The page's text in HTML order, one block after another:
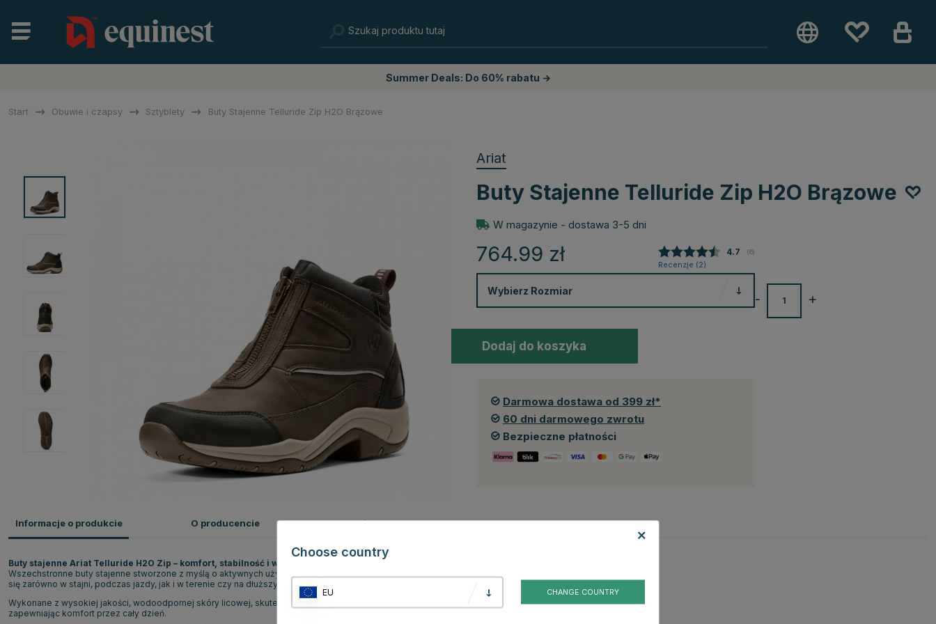
Summer Deals: Do 60% rabatu →
Start Obuwie i czapsy Sztyblety Buty Stajenne Telluride Zip H2O Brązowe
Ariat
Buty Stajenne Telluride Zip H2O Brązowe
W magazynie - dostawa 3-5 dni
764.99 zł Średnia ocena:
4.7 (głosy:
6)
Recenzje (2)
Wybierz Rozmiar +
-
Dodaj do koszyka
Darmowa dostawa od 399 zł*
60 dni darmowego zwrotu
Bezpieczne płatności
Informacje o produkcie
Buty stajenne Ariat Telluride H2O Zip – komfort, stabilność i wodoodporność.
Wszechstronne buty stajenne stworzone z myślą o aktywnych użytkownikach. Dzięki zaawansowanym technologiom Ariat doskonale sprawdzają
się zarówno w stajni, podczas jazdy, jak i w terenie czy na dłuższych spacerach.
Wykonane z wysokiej jakości, wodoodpornej skóry licowej, skutecznie chronią przed wilgocią. Oddychająca podszewka odprowadza pot,
zapewniając komfort przez cały dzień.
O producencie Recenzje
Choose country
EU CHANGE COUNTRY